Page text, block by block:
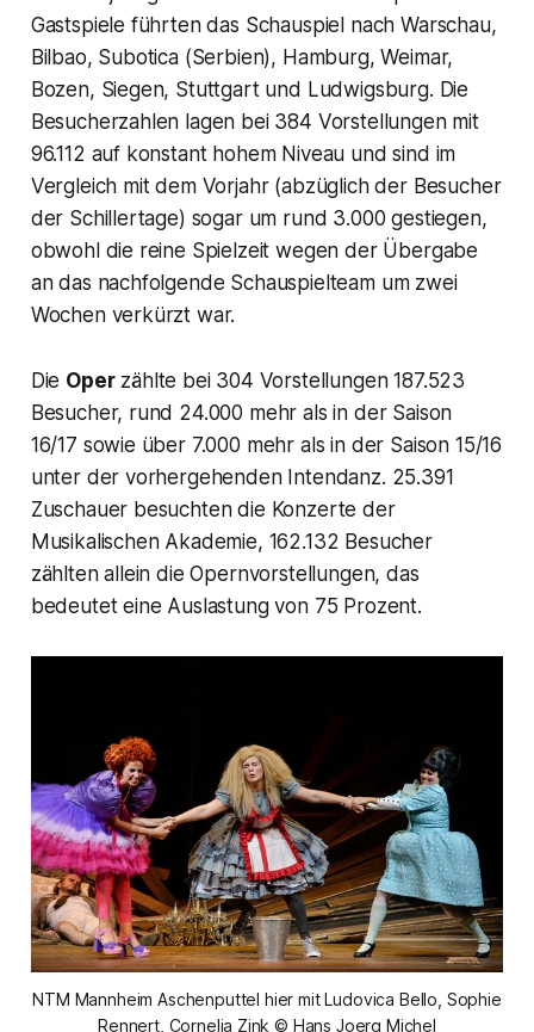
Gastspiele führten das Schauspiel nach Warschau,
Bilbao, Subotica (Serbien), Hamburg, Weimar,
Bozen, Siegen, Stuttgart und Ludwigsburg. Die
Besucherzahlen lagen bei 384 Vorstellungen mit
96.112 auf konstant hohem Niveau und sind im
Vergleich mit dem Vorjahr (abzüglich der Besucher
der Schillertage) sogar um rund 3.000 gestiegen,
obwohl die reine Spielzeit wegen der Übergabe
an das nachfolgende Schauspielteam um zwei
Wochen verkürzt war.
Die Operzählte bei 304 Vorstellungen 187.523
Besucher, rund 24.000 mehr als in der Saison
16/17 sowie über 7.000 mehr als in der Saison 15/16
unter der vorhergehenden Intendanz. 25.391
Zuschauer besuchten die Konzerte der
Musikalischen Akademie, 162.132 Besucher
zählten allein die Opernvorstellungen, das
bedeutet eine Auslastung von 75 Prozent.
NTM Mannheim Aschenputtel hier mit Ludovica Bello, Sophie
Rennert, Cornelia Zink © Hans Joerg Michel